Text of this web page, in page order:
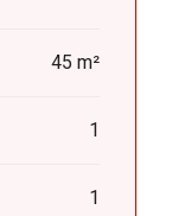
45 m²
1
1